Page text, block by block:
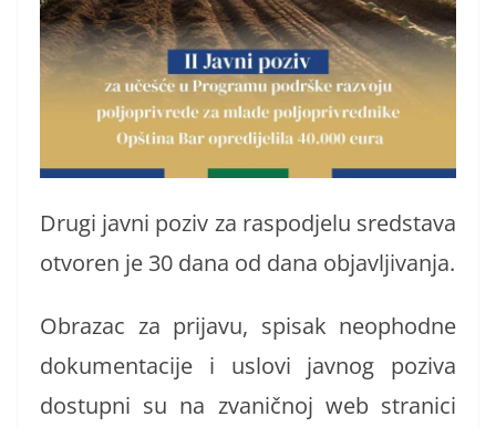
Drugi javni poziv za raspodjelu sredstava
otvoren je 30 dana od dana objavljivanja.
Obrazac za prijavu, spisak neophodne
dokumentacije i uslovi javnog poziva
dostupni su na zvaničnoj web stranici